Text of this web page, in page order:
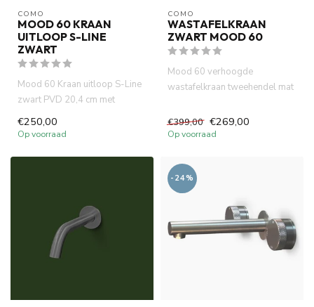
COMO
MOOD 60 KRAAN
UITLOOP S-LINE
ZWART
Mood 60 Kraan uitloop S-Line
zwart PVD 20,4 cm met
€250,00
Op voorraad
COMO
WASTAFELKRAAN
ZWART MOOD 60
Mood 60 verhoogde
wastafelkraan tweehendel mat
handvatten. ...
€399,00 €269,00
Op voorraad
-24%